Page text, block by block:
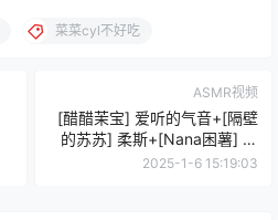
菜菜cyl不好吃
ASMR视频
[醋醋茉宝] 爱听的气音+[隔壁
的苏苏] 柔斯+[Nana困薯] 圣
诞节+[你的圈圈儿] 紫色
2025-1-6 15:19:03